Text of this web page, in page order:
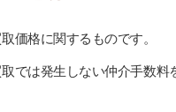
価格に関するものです。
では発生しない仲介手数料